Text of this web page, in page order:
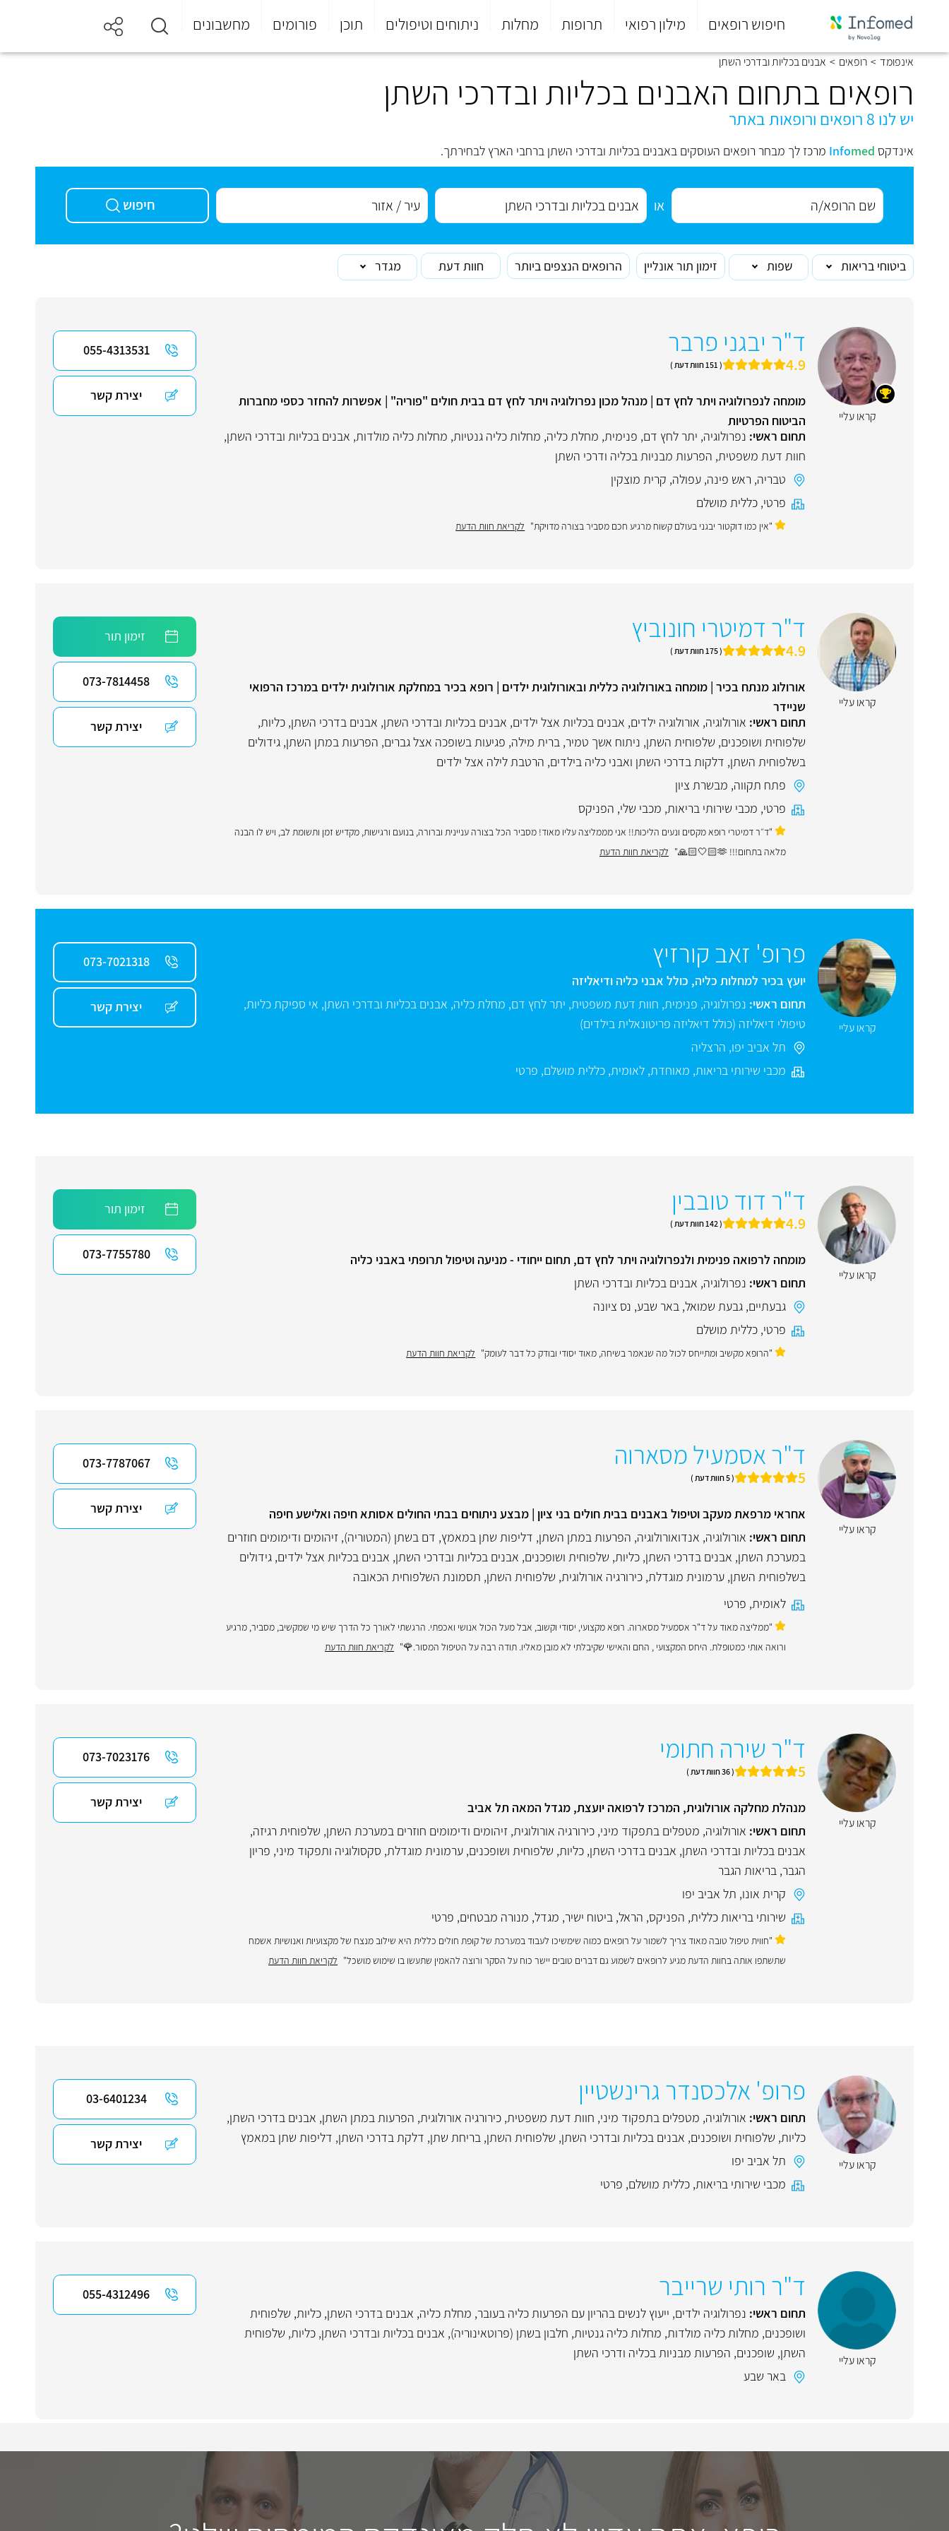
חיפוש רופאים מילון רפואי תרופות מחלות ניתוחים וטיפולים תוכן פורומים מחשבונים
סוף
התפריט
אינפומד > רופאים > אבנים בכליות ובדרכי השתן
רופאים בתחום האבנים בכליות ובדרכי השתן
יש לנו 8 רופאים ורופאות באתר
אינדקס Infomed מרכז לך מבחר רופאים העוסקים באבנים בכליות ובדרכי השתן ברחבי הארץ לבחירתך.
או חיפוש
ביטוחי בריאות שפות זימון תור אונליין הרופאים הנצפים ביותר חוות דעת מגדר
קראו עליי
ד"ר יבגני פרבר
4.9 ( 151 חוות דעת )
מומחה לנפרולוגיה ויתר לחץ דם | מנהל מכון נפרולוגיה ויתר לחץ דם בבית חולים "פוריה" | אפשרות להחזר כספי מחברות
הביטוח הפרטיות
תחום ראשי: נפרולוגיה, יתר לחץ דם, פנימית, מחלת כליה, מחלות כליה גנטיות, מחלות כליה מולדות, אבנים בכליות ובדרכי השתן,
חוות דעת משפטית, הפרעות מבניות בכליה ודרכי השתן
טבריה, ראש פינה, עפולה, קרית מוצקין
פרטי, כללית מושלם
"אין כמו דוקטור יבגני בעולם קשוח מרגיע חכם מסביר בצורה מדויקת" לקריאת חוות הדעת
055-4313531
יצירת קשר
קראו עליי
ד"ר דמיטרי חונוביץ
4.9 ( 175 חוות דעת )
אורולוג מנתח בכיר | מומחה באורולוגיה כללית ובאורולוגית ילדים | רופא בכיר במחלקת אורולוגית ילדים במרכז הרפואי
שניידר
תחום ראשי: אורולוגיה, אורולוגיה ילדים, אבנים בכליות אצל ילדים, אבנים בכליות ובדרכי השתן, אבנים בדרכי השתן, כליות,
שלפוחית ושופכנים, שלפוחית השתן, ניתוח אשך טמיר, ברית מילה, פגיעות בשופכה אצל גברים, הפרעות במתן השתן, גידולים
בשלפוחית השתן, דלקות בדרכי השתן ואבני כליה בילדים, הרטבת לילה אצל ילדים
פתח תקווה, מבשרת ציון
פרטי, מכבי שירותי בריאות, מכבי שלי, הפניקס
"ד״ר דמיטרי רופא מקסים ונעים הליכות!! אני מממליצה עליו מאוד! מסביר הכל בצורה עניינית וברורה, בנועם ורגישות, מקדיש זמן ותשומת לב, ויש לו הבנה
מלאה בתחום!!! 🫶🏻🤍🙏🏻"
לקריאת חוות הדעת
זימון תור
073-7814458
יצירת קשר
קראו עליי
פרופ' זאב קורזיץ
יועץ בכיר למחלות כליה, כולל אבני כליה ודיאליזה
תחום ראשי: נפרולוגיה, פנימית, חוות דעת משפטית, יתר לחץ דם, מחלת כליה, אבנים בכליות ובדרכי השתן, אי ספיקת כליות,
טיפולי דיאליזה (כולל דיאליזה פריטונאלית בילדים)
תל אביב יפו, הרצליה
מכבי שירותי בריאות, מאוחדת, לאומית, כללית מושלם, פרטי
073-7021318
יצירת קשר
קראו עליי
ד"ר דוד טובבין
4.9 ( 142 חוות דעת )
מומחה לרפואה פנימית ולנפרולוגיה ויתר לחץ דם, תחום ייחודי - מניעה וטיפול תרופתי באבני כליה
תחום ראשי: נפרולוגיה, אבנים בכליות ובדרכי השתן
גבעתיים, גבעת שמואל, באר שבע, נס ציונה
פרטי, כללית מושלם
"הרופא מקשיב ומתייחס לכול מה שנאמר בשיחה, מאוד יסודי ובודק כל דבר לעומק" לקריאת חוות הדעת
זימון תור
073-7755780
קראו עליי
ד"ר אסמעיל מסארוה
5 ( 5 חוות דעת )
אחראי מרפאת מעקב וטיפול באבנים בבית חולים בני ציון | מבצע ניתוחים בבתי החולים אסותא חיפה ואלישע חיפה
תחום ראשי: אורולוגיה, אנדואורולוגיה, הפרעות במתן השתן, דליפות שתן במאמץ, דם בשתן (המטוריה), זיהומים ודימומים חוזרים
במערכת השתן, אבנים בדרכי השתן, כליות, שלפוחית ושופכנים, אבנים בכליות ובדרכי השתן, אבנים בכליות אצל ילדים, גידולים
בשלפוחית השתן, ערמונית מוגדלת, כירורגיה אורולוגית, שלפוחית השתן, תסמונת השלפוחית הכאובה
לאומית, פרטי
"ממליצה מאוד על ד"ר אסמעיל מסארוה. רופא מקצועי, יסודי וקשוב, אבל מעל הכול אנושי ואכפתי. הרגשתי לאורך כל הדרך שיש מי שמקשיב, מסביר, מרגיע
ורואה אותי כמטופלת. היחס המקצועי , החם והאישי שקיבלתי לא מובן מאליו. תודה רבה על הטיפול המסור.🌹" לקריאת חוות הדעת
073-7787067
יצירת קשר
קראו עליי
ד"ר שירה חתומי
5 ( 36 חוות דעת )
מנהלת מחלקה אורולוגית, המרכז לרפואה יועצת, מגדל המאה תל אביב
תחום ראשי: אורולוגיה, מטפלים בתפקוד מיני, כירורגיה אורולוגית, זיהומים ודימומים חוזרים במערכת השתן, שלפוחית רגיזה,
אבנים בכליות ובדרכי השתן, אבנים בדרכי השתן, כליות, שלפוחית ושופכנים, ערמונית מוגדלת, סקסולוגיה ותפקוד מיני, פריון
הגבר, בריאות הגבר
קרית אונו, תל אביב יפו
שירותי בריאות כללית, הפניקס, הראל, ביטוח ישיר, מגדל, מנורה מבטחים, פרטי
"חווית טיפול טובה מאוד צריך לשמור על רופאים כמוה שימשיכו לעבוד במערכת של קופת חולים כללית היא שילוב מנצח של מקצועיות ואנושיות אשמח
שתשתפו אותה בחוות הדעת מגיע לרופאים לשמוע גם דברים טובים יישר כוח על הסקר ורוצה להאמין שתעשו בו שימוש מושכל" לקריאת חוות הדעת
073-7023176
יצירת קשר
קראו עליי
פרופ' אלכסנדר גרינשטיין
תחום ראשי: אורולוגיה, מטפלים בתפקוד מיני, חוות דעת משפטית, כירורגיה אורולוגית, הפרעות במתן השתן, אבנים בדרכי השתן,
כליות, שלפוחית ושופכנים, אבנים בכליות ובדרכי השתן, שלפוחית השתן, בריחת שתן, דלקת בדרכי השתן, דליפות שתן במאמץ
תל אביב יפו
מכבי שירותי בריאות, כללית מושלם, פרטי
03-6401234
יצירת קשר
קראו עליי
ד"ר רותי שרייבר
תחום ראשי: נפרולוגיה ילדים, ייעוץ לנשים בהריון עם הפרעות כליה בעובר, מחלת כליה, אבנים בדרכי השתן, כליות, שלפוחית
ושופכנים, מחלות כליה מולדות, מחלות כליה גנטיות, חלבון בשתן (פרוטאינוריה), אבנים בכליות ובדרכי השתן, כליות, שלפוחית
השתן, שופכנים, הפרעות מבניות בכליה ודרכי השתן
באר שבע
055-4312496